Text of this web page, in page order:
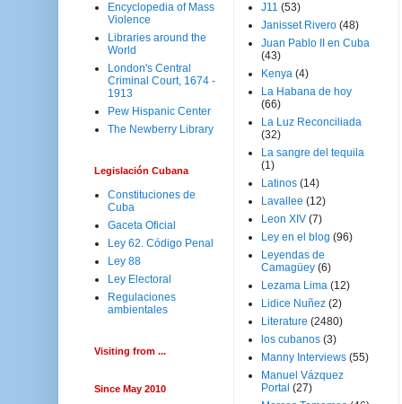
Encyclopedia of Mass
Violence
Libraries around the
World
London's Central
Criminal Court, 1674 -
1913
Pew Hispanic Center
The Newberry Library
Legislación Cubana
Constituciones de
Cuba
Gaceta Oficial
Ley 62. Código Penal
Ley 88
Ley Electoral
Regulaciones
ambientales
Visiting from ...
Since May 2010
J11 (53)
Janisset Rivero (48)
Juan Pablo II en Cuba
(43)
Kenya (4)
La Habana de hoy
(66)
La Luz Reconciliada
(32)
La sangre del tequila
(1)
Latinos (14)
Lavallee (12)
Leon XIV (7)
Ley en el blog (96)
Leyendas de
Camagüey (6)
Lezama Lima (12)
Lidice Nuñez (2)
Literature (2480)
los cubanos (3)
Manny Interviews (55)
Manuel Vázquez
Portal (27)